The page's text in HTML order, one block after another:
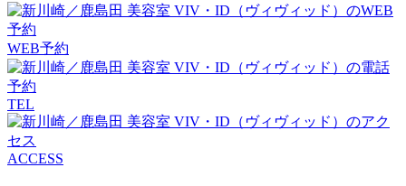
WEB予約
TEL
ACCESS